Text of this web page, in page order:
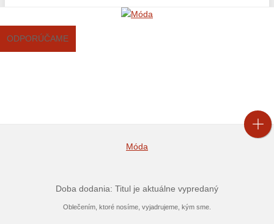
ODPORÚČAME
Móda
Doba dodania: Titul je aktuálne vypredaný
Oblečením, ktoré nosíme, vyjadrujeme, kým sme.